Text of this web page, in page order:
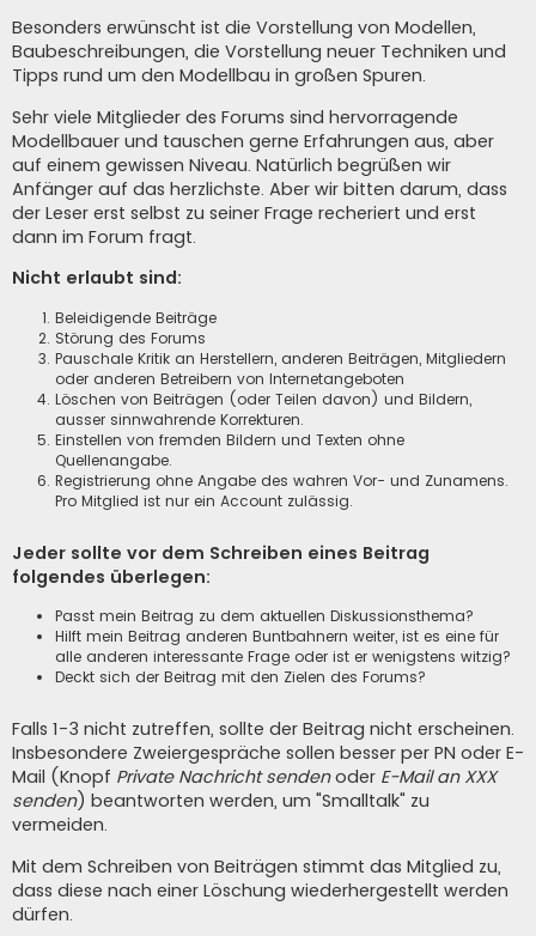
Besonders erwünscht ist die Vorstellung von Modellen,
Baubeschreibungen, die Vorstellung neuer Techniken und
Tipps rund um den Modellbau in großen Spuren.
Sehr viele Mitglieder des Forums sind hervorragende
Modellbauer und tauschen gerne Erfahrungen aus, aber
auf einem gewissen Niveau. Natürlich begrüßen wir
Anfänger auf das herzlichste. Aber wir bitten darum, dass
der Leser erst selbst zu seiner Frage recheriert und erst
dann im Forum fragt.
Nicht erlaubt sind:
Beleidigende Beiträge
Störung des Forums
Pauschale Kritik an Herstellern, anderen Beiträgen, Mitgliedern
oder anderen Betreibern von Internetangeboten
Löschen von Beiträgen (oder Teilen davon) und Bildern,
ausser sinnwahrende Korrekturen.
Einstellen von fremden Bildern und Texten ohne
Quellenangabe.
Registrierung ohne Angabe des wahren Vor- und Zunamens.
Pro Mitglied ist nur ein Account zulässig.
Jeder sollte vor dem Schreiben eines Beitrag
folgendes überlegen:
Passt mein Beitrag zu dem aktuellen Diskussionsthema?
Hilft mein Beitrag anderen Buntbahnern weiter, ist es eine für
alle anderen interessante Frage oder ist er wenigstens witzig?
Deckt sich der Beitrag mit den Zielen des Forums?
Falls 1-3 nicht zutreffen, sollte der Beitrag nicht erscheinen.
Insbesondere Zweiergespräche sollen besser per PN oder E-
Mail (Knopf Private Nachricht sendenoder E-Mail an XXX
senden) beantworten werden, um "Smalltalk" zu
vermeiden.
Mit dem Schreiben von Beiträgen stimmt das Mitglied zu,
dass diese nach einer Löschung wiederhergestellt werden
dürfen.